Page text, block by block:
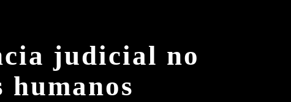
judicial no
humanos